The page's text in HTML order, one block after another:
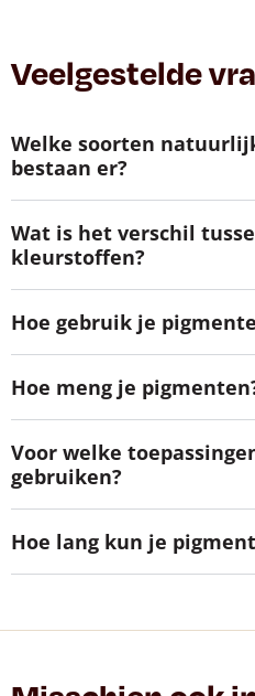
Veelgestelde
Welke soorten
bestaan er?
Wat is het verschil
kleurstoffen?
Hoe gebruik je
Hoe meng je
Voor welke
gebruiken?
Hoe lang kun je